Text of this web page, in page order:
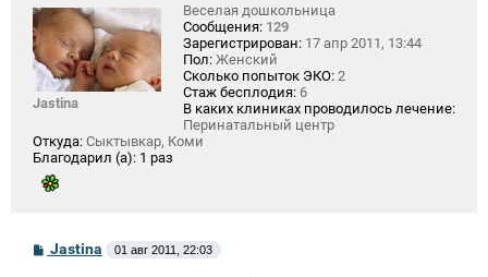
Jastina
Веселая дошкольница
Сообщения: 129
Зарегистрирован: 17 апр 2011, 13:44
Пол: Женский
Сколько попыток ЭКО: 2
Стаж бесплодия: 6
В каких клиниках проводилось лечение:
Перинатальный центр
Откуда: Сыктывкар, Коми
Благодарил (а): 1 раз
о
Jastina 01 авг 2011, 22:03